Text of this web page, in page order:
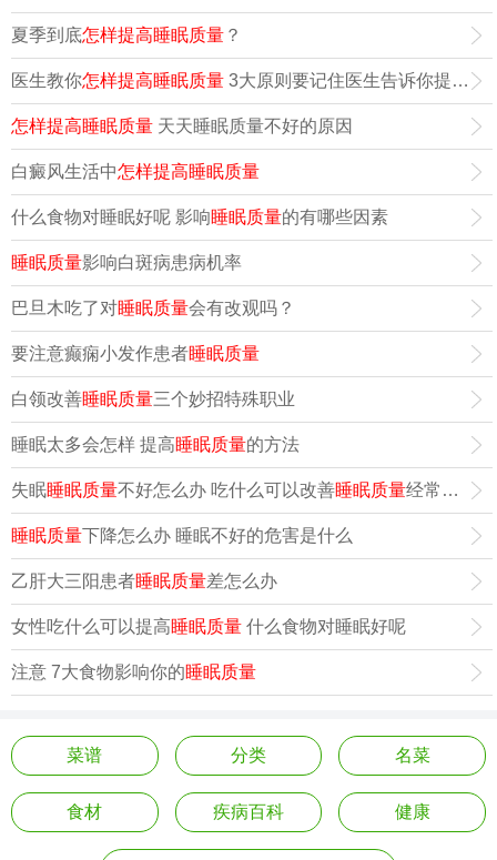
夏季到底怎样提高睡眠质量 ？
医生教你怎样提高睡眠质量 3大原则要记住医生告诉你提高睡眠质量的3大原则
怎样提高睡眠质量 天天睡眠质量不好的原因
白癜风生活中怎样提高睡眠质量
什么食物对睡眠好呢 影响睡眠质量的有哪些因素
睡眠质量影响白斑病患病机率
巴旦木吃了对睡眠质量会有改观吗？
要注意癫痫小发作患者睡眠质量
白领改善睡眠质量三个妙招特殊职业
睡眠太多会怎样 提高睡眠质量的方法
失眠睡眠质量不好怎么办 吃什么可以改善睡眠质量经常失眠
睡眠质量下降怎么办 睡眠不好的危害是什么
乙肝大三阳患者睡眠质量差怎么办
女性吃什么可以提高睡眠质量 什么食物对睡眠好呢
注意 7大食物影响你的睡眠质量
菜谱 分类 名菜
食材 疾病百科 健康